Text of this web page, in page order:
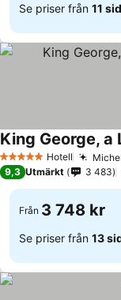
Se priser från 11
5 Stjärnor Hotell
9,3 Utmärkt 3 483
Från 3 748 kr
Se priser från 13